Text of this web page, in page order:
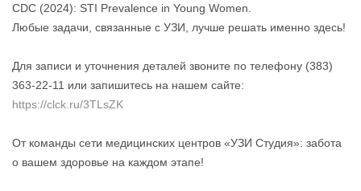
CDC (2024): STI Prevalence in Young Women.
Любые задачи, связанные с УЗИ, лучше решать именно здесь!
Для записи и уточнения деталей звоните по телефону (383)
363-22-11 или запишитесь на нашем сайте:
https://clck.ru/3TLsZK
От команды сети медицинских центров «УЗИ Студия»: забота
о вашем здоровье на каждом этапе!